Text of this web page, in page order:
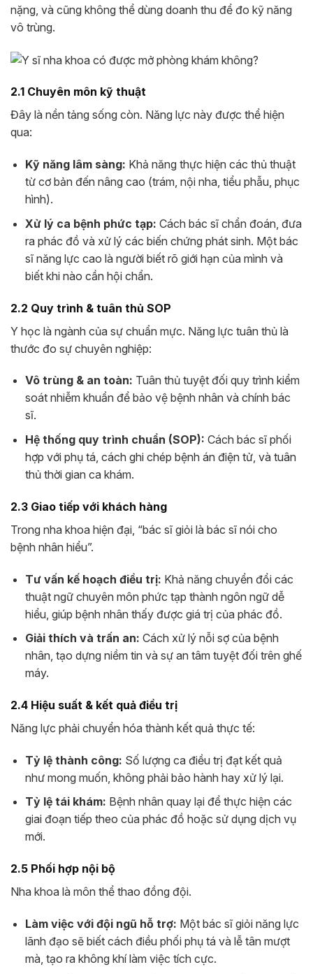
nặng, và cũng không thể dùng doanh thu để đo kỹ năng
vô trùng.
2.1 Chuyên môn kỹ thuật
Đây là nền tảng sống còn. Năng lực này được thể hiện
qua:
Kỹ năng lâm sàng: Khả năng thực hiện các thủ thuật
từ cơ bản đến nâng cao (trám, nội nha, tiểu phẫu, phục
hình).
Xử lý ca bệnh phức tạp: Cách bác sĩ chẩn đoán, đưa
ra phác đồ và xử lý các biến chứng phát sinh. Một bác
sĩ năng lực cao là người biết rõ giới hạn của mình và
biết khi nào cần hội chẩn.
2.2 Quy trình & tuân thủ SOP
Y học là ngành của sự chuẩn mực. Năng lực tuân thủ là
thước đo sự chuyên nghiệp:
Vô trùng & an toàn: Tuân thủ tuyệt đối quy trình kiểm
soát nhiễm khuẩn để bảo vệ bệnh nhân và chính bác
sĩ.
Hệ thống quy trình chuẩn (SOP): Cách bác sĩ phối
hợp với phụ tá, cách ghi chép bệnh án điện tử, và tuân
thủ thời gian ca khám.
2.3 Giao tiếp với khách hàng
Trong nha khoa hiện đại, “bác sĩ giỏi là bác sĩ nói cho
bệnh nhân hiểu”.
Tư vấn kế hoạch điều trị: Khả năng chuyển đổi các
thuật ngữ chuyên môn phức tạp thành ngôn ngữ dễ
hiểu, giúp bệnh nhân thấy được giá trị của phác đồ.
Giải thích và trấn an: Cách xử lý nỗi sợ của bệnh
nhân, tạo dựng niềm tin và sự an tâm tuyệt đối trên ghế
máy.
2.4 Hiệu suất & kết quả điều trị
Năng lực phải chuyển hóa thành kết quả thực tế:
Tỷ lệ thành công: Số lượng ca điều trị đạt kết quả
như mong muốn, không phải bảo hành hay xử lý lại.
Tỷ lệ tái khám: Bệnh nhân quay lại để thực hiện các
giai đoạn tiếp theo của phác đồ hoặc sử dụng dịch vụ
mới.
2.5 Phối hợp nội bộ
Nha khoa là môn thể thao đồng đội.
Làm việc với đội ngũ hỗ trợ: Một bác sĩ giỏi năng lực
lãnh đạo sẽ biết cách điều phối phụ tá và lễ tân mượt
mà, tạo ra không khí làm việc tích cực.